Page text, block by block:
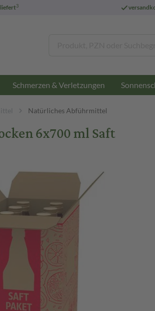
3
Schmerzen & Verletzungen
Natürliches Abführmittel
6x700 ml Saft